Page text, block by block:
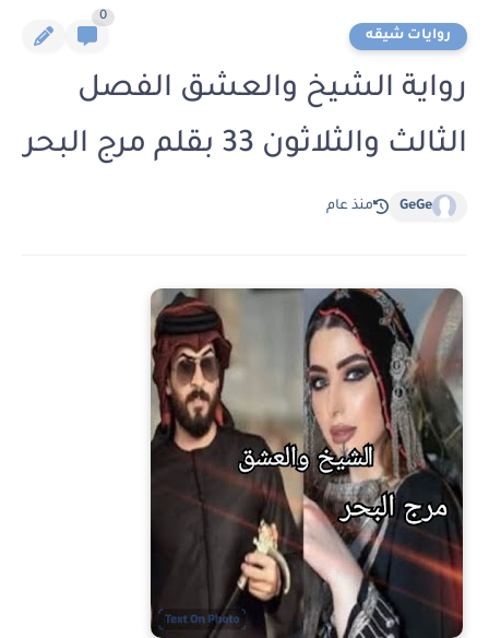
روايات شيقه
0
رواية الشيخ والعشق الفصل
الثالث والثلاثون 33 بقلم مرج البحر
GeGe منذ عام